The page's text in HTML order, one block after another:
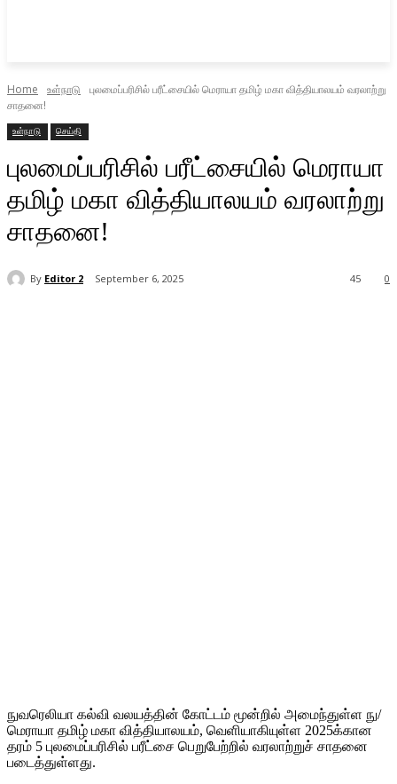
Home உள்நாடு
புலமைப்பரிசில் பரீட்சையில் மெராயா தமிழ் மகா வித்தியாலயம் வரலாற்று
சாதனை!
உள்நாடு செய்தி
புலமைப்பரிசில் பரீட்சையில் மெராயா
தமிழ் மகா வித்தியாலயம் வரலாற்று
சாதனை!
By Editor 2 September 6, 2025 0
45
நுவரெலியா கல்வி வலயத்தின் கோட்டம் மூன்றில் அமைந்துள்ள நு/
மெராயா தமிழ் மகா வித்தியாலயம், வெளியாகியுள்ள 2025க்கான
தரம் 5 புலமைப்பரிசில் பரீட்சை பெறுபேற்றில் வரலாற்றுச் சாதனை
படைத்துள்ளது.